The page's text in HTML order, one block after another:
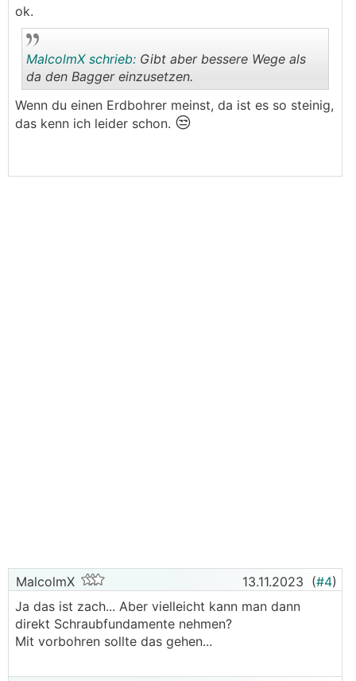
ok.
..
MalcolmX schrieb: Gibt aber bessere Wege als
da den Bagger einzusetzen.
Wenn du einen Erdbohrer meinst, da ist es so steinig,
das kenn ich leider schon. 😒
MalcolmX 13.11.2023 (#4)
Ja das ist zach... Aber vielleicht kann man dann
direkt Schraubfundamente nehmen?
Mit vorbohren sollte das gehen...